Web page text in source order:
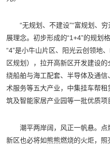
“无规划、不建设”“富规划、
展理念。初步形成的“1+4”的规划
“4”是小牛山片区、阳光云创领地
区规划），拉开高新区开发建设
绕船舶与海工配套、半导体及通
术服务等五大产业，中集挂车帮
筑及智能家居产业园等一批优质项
潮平两岸阔，风正一帆悬。点
新区也必将如熊熊燃烧的火炬，照